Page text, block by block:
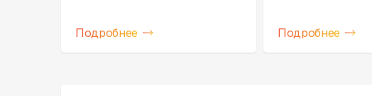
Подробнее Подробнее